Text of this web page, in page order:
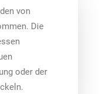
von
Die
oder der